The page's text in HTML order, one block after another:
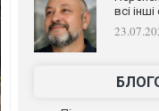
всі